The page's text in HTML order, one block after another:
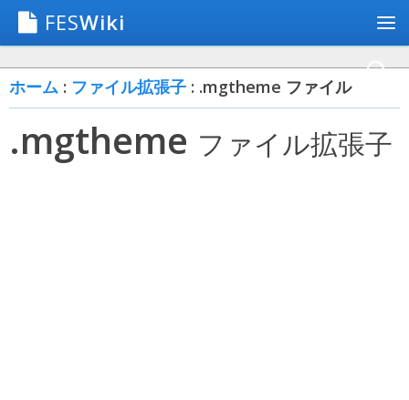
FESWiki
ホーム : ファイル拡張子 : .mgtheme ファイル
.mgtheme ファイル拡張子